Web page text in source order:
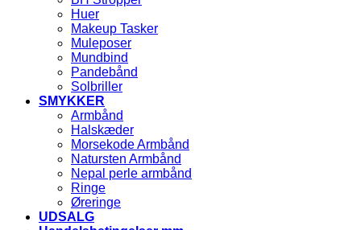
Huer
Makeup Tasker
Muleposer
Mundbind
Pandebånd
Solbriller
SMYKKER
Armbånd
Halskæder
Morsekode Armbånd
Natursten Armbånd
Nepal perle armbånd
Ringe
Øreringe
UDSALG